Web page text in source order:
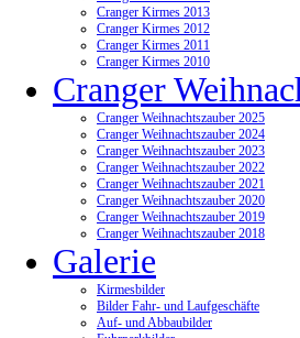
Cranger Kirmes 2013
Cranger Kirmes 2012
Cranger Kirmes 2011
Cranger Kirmes 2010
Cranger
Cranger Weihnachtszauber 2025
Cranger Weihnachtszauber 2024
Cranger Weihnachtszauber 2023
Cranger Weihnachtszauber 2022
Cranger Weihnachtszauber 2021
Cranger Weihnachtszauber 2020
Cranger Weihnachtszauber 2019
Cranger Weihnachtszauber 2018
Galerie
Kirmesbilder
Bilder Fahr- und Laufgeschäfte
Auf- und Abbaubilder